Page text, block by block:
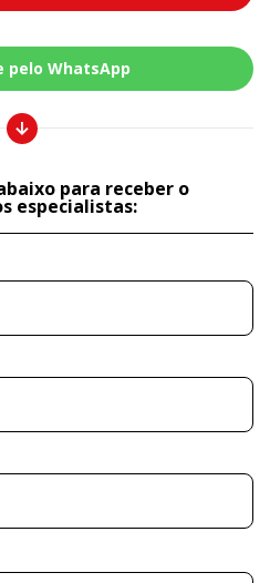
pelo WhatsApp
para receber o
especialistas: